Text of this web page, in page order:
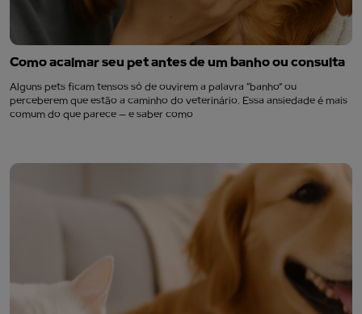
Como acalmar seu pet antes de um banho ou consulta
Alguns pets ficam tensos só de ouvirem a palavra “banho” ou
perceberem que estão a caminho do veterinário. Essa ansiedade é mais
comum do que parece — e saber como